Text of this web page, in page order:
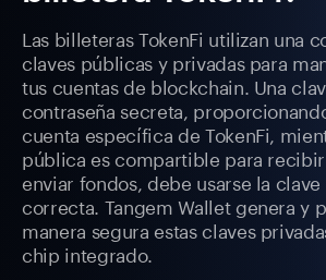
Las billeteras TokenFi utilizan una
claves públicas y privadas para
tus cuentas de blockchain. Una
contraseña secreta,
cuenta específica de TokenFi,
pública es compartible para recibir
enviar fondos, debe usarse la
correcta. Tangem Wallet genera y
manera segura estas claves
chip integrado.